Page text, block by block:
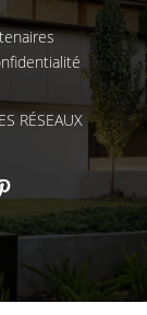
RÉSEAUX